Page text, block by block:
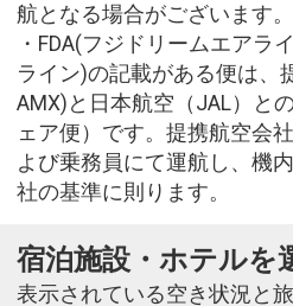
航となる場合がございます。
・FDA(フジドリームエアラ
ライン)の記載がある便は、
AMX)と日本航空（JAL）と
ェア便）です。提携航空会
よび乗務員にて運航し、機
社の基準に則ります。
宿泊施設・ホテルを
表示されている空き状況と